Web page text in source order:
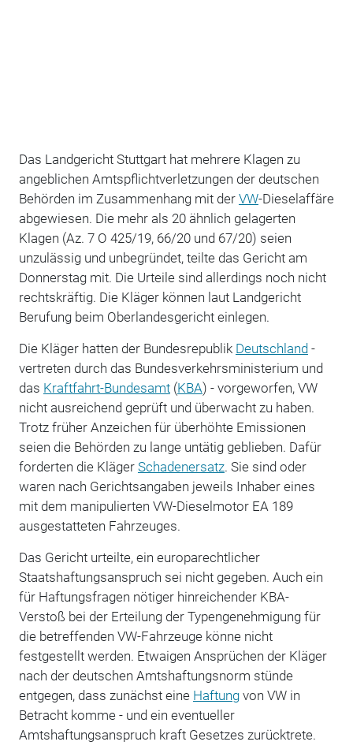
Das Landgericht Stuttgart hat mehrere Klagen zu
angeblichen Amtspflichtverletzungen der deutschen
Behörden im Zusammenhang mit der VW-Dieselaffäre
abgewiesen. Die mehr als 20 ähnlich gelagerten
Klagen (Az. 7 O 425/19, 66/20 und 67/20) seien
unzulässig und unbegründet, teilte das Gericht am
Donnerstag mit. Die Urteile sind allerdings noch nicht
rechtskräftig. Die Kläger können laut Landgericht
Berufung beim Oberlandesgericht einlegen.
Die Kläger hatten der Bundesrepublik Deutschland-
vertreten durch das Bundesverkehrsministerium und
das Kraftfahrt-Bundesamt(KBA) - vorgeworfen, VW
nicht ausreichend geprüft und überwacht zu haben.
Trotz früher Anzeichen für überhöhte Emissionen
seien die Behörden zu lange untätig geblieben. Dafür
forderten die Kläger Schadenersatz. Sie sind oder
waren nach Gerichtsangaben jeweils Inhaber eines
mit dem manipulierten VW-Dieselmotor EA 189
ausgestatteten Fahrzeuges.
Das Gericht urteilte, ein europarechtlicher
Staatshaftungsanspruch sei nicht gegeben. Auch ein
für Haftungsfragen nötiger hinreichender KBA-
Verstoß bei der Erteilung der Typengenehmigung für
die betreffenden VW-Fahrzeuge könne nicht
festgestellt werden. Etwaigen Ansprüchen der Kläger
nach der deutschen Amtshaftungsnorm stünde
entgegen, dass zunächst eine Haftungvon VW in
Betracht komme - und ein eventueller
Amtshaftungsanspruch kraft Gesetzes zurücktrete.